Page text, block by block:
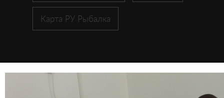
Карта РУ Рыбалка